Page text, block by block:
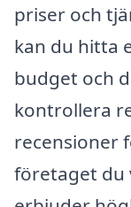
priser och
kan du hitta
budget och
kontrollera
recensioner
företaget du